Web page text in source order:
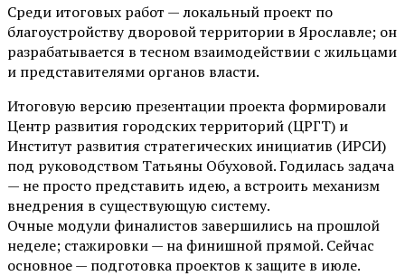
Среди итоговых работ — локальный проект по
благоустройству дворовой территории в Ярославле; он
разрабатывается в тесном взаимодействии с жильцами
и представителями органов власти.
Итоговую версию презентации проекта формировали
Центр развития городских территорий (ЦРГТ) и
Институт развития стратегических инициатив (ИРСИ)
под руководством Татьяны Обуховой. Годилась задача
— не просто представить идею, а встроить механизм
внедрения в существующую систему.
Очные модули финалистов завершились на прошлой
неделе; стажировки — на финишной прямой. Сейчас
основное — подготовка проектов к защите в июле.